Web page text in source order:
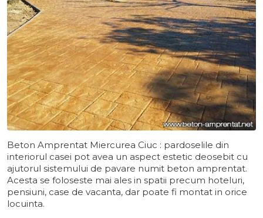
Beton Amprentat Miercurea Ciuc : pardoselile din
interiorul casei pot avea un aspect estetic deosebit cu
ajutorul sistemului de pavare numit beton amprentat.
Acesta se foloseste mai ales in spatii precum hoteluri,
pensiuni, case de vacanta, dar poate fi montat in orice
locuinta.